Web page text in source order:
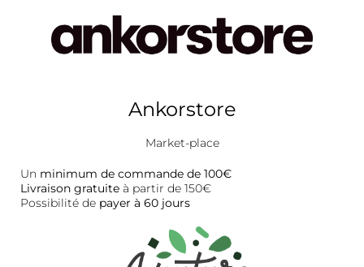
Ankorstore
Market-place
Un minimum de commande de 100€
Livraison gratuite à partir de 150€
Possibilité de payer à 60 jours